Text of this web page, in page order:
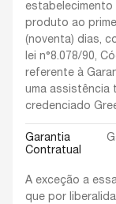
produto ao
(noventa) dias,
lei n°8.078/90,
referente à
uma assistência
credenciado
Garantia
Contratual
A exceção a
que por